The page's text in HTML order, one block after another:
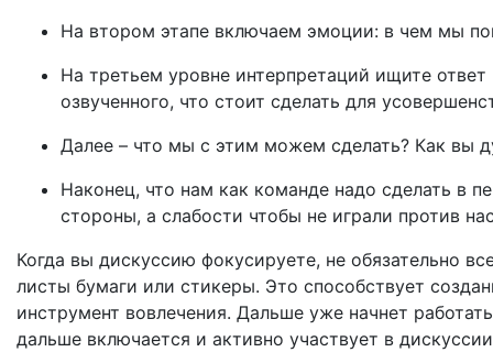
На втором этапе включаем эмоции: в чем мы
На третьем уровне интерпретаций ищите
озвученного, что стоит сделать для
Далее – что мы с этим можем сделать? Как вы
Наконец, что нам как команде надо сделать в
стороны, а слабости чтобы не играли против
Когда вы дискуссию фокусируете, не обязательно
листы бумаги или стикеры. Это способствует
инструмент вовлечения. Дальше уже начнет
дальше включается и активно участвует в